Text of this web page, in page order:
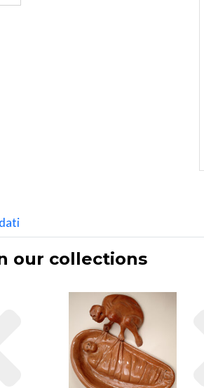
our collections